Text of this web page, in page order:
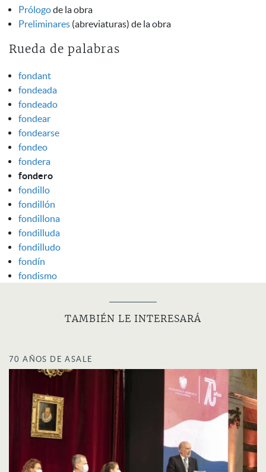
Prólogode la obra
Preliminares (abreviaturas) de la obra
Rueda de palabras
fondant
fondeada
fondeado
fondear
fondearse
fondeo
fondera
fondero
fondillo
fondillón
fondillona
fondilluda
fondilludo
fondín
fondismo
TAMBIÉN LE INTERESARÁ
70 AÑOS DE ASALE